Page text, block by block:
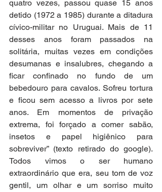
quatro vezes, passou quase 15 anos
detido (1972 a 1985) durante a ditadura
cívico-militar no Uruguai. Mais de 11
desses anos foram passados na
solitária, muitas vezes em condições
desumanas e insalubres, chegando a
ficar confinado no fundo de um
bebedouro para cavalos. Sofreu tortura
e ficou sem acesso a livros por sete
anos. Em momentos de privação
extrema, foi forçado a comer sabão,
insetos e papel higiênico para
sobreviver” (texto retirado do google).
Todos vimos o ser humano
extraordinário que era, seu tom de voz
gentil, um olhar e um sorriso muito